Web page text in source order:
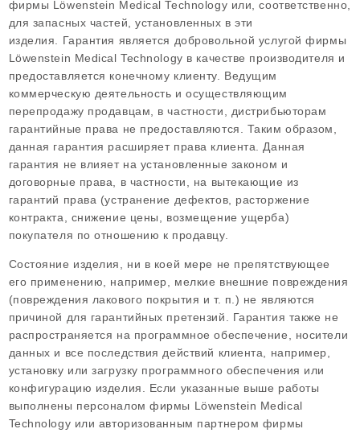
фирмы Löwenstein Medical Technology или, соответственно,
для запасных частей, установленных в эти
изделия. Гарантия является добровольной услугой фирмы
Löwenstein Medical Technology в качестве производителя и
предоставляется конечному клиенту. Ведущим
коммерческую деятельность и осуществляющим
перепродажу продавцам, в частности, дистрибьюторам
гарантийные права не предоставляются. Таким образом,
данная гарантия расширяет права клиента. Данная
гарантия не влияет на установленные законом и
договорные права, в частности, на вытекающие из
гарантий права (устранение дефектов, расторжение
контракта, снижение цены, возмещение ущерба)
покупателя по отношению к продавцу.
Состояние изделия, ни в коей мере не препятствующее
его применению, например, мелкие внешние повреждения
(повреждения лакового покрытия и т. п.) не являются
причиной для гарантийных претензий. Гарантия также не
распространяется на программное обеспечение, носители
данных и все последствия действий клиента, например,
установку или загрузку программного обеспечения или
конфигурацию изделия. Если указанные выше работы
выполнены персоналом фирмы Löwenstein Medical
Technology или авторизованным партнером фирмы